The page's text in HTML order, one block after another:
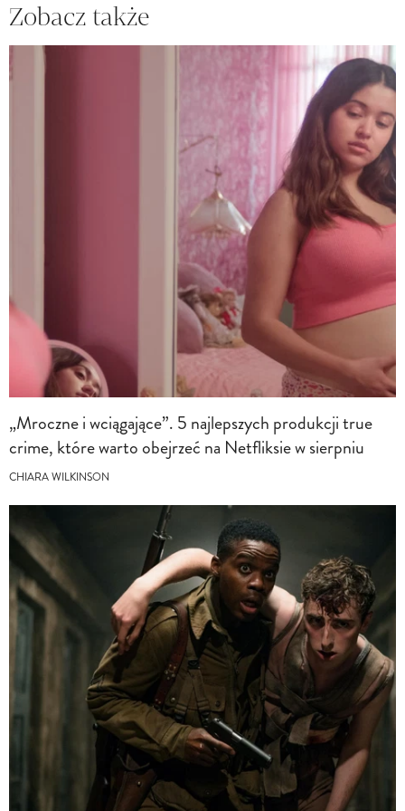
Zobacz także
„Mroczne i wciągające”. 5 najlepszych produkcji true
crime, które warto obejrzeć na Netfliksie w sierpniu
CHIARA WILKINSON